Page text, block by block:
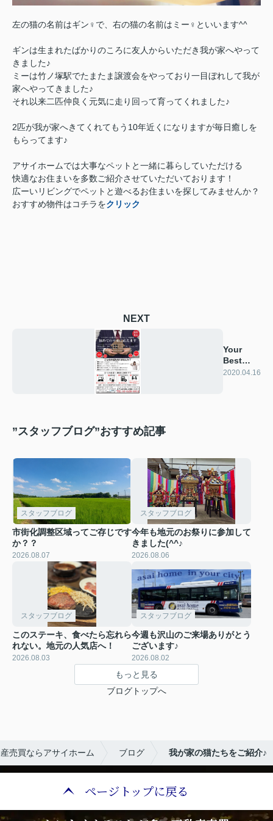
左の猫の名前はギン♀で、右の猫の名前はミー♀といいます^^
ギンは生まれたばかりのころに友人からいただき我が家へやって
きました♪
ミーは竹ノ塚駅でたまたま譲渡会をやっており一目ぼれして我が
家へやってきました♪
それ以来二匹仲良く元気に走り回って育ってくれました♪
2匹が我が家へきてくれてもう10年近くになりますが毎日癒しを
もらってます♪
アサイホームでは大事なペットと一緒に暮らしていただける
快適なお住まいを多数ご紹介させていただいております！
広ーいリビングでペットと遊べるお住まいを探してみませんか？
おすすめ物件はコチラをクリック
NEXT
Your
Best
Partner
2020.04.16
”スタッフブログ”おすすめ記事
スタッフブログ
市街化調整区域ってご存じです
か？？
2026.08.07
スタッフブログ
今年も地元のお祭りに参加して
きました(^^♪
2026.08.06
スタッフブログ
このステーキ、食べたら忘れら
れない。地元の人気店へ！
2026.08.03
スタッフブログ
今週も沢山のご来場ありがとう
ございます♪
2026.08.02
もっと見る
ブログトップへ
売買ならアサイホーム ブログ 我が家の猫たちをご紹介♪
ページトップに戻る